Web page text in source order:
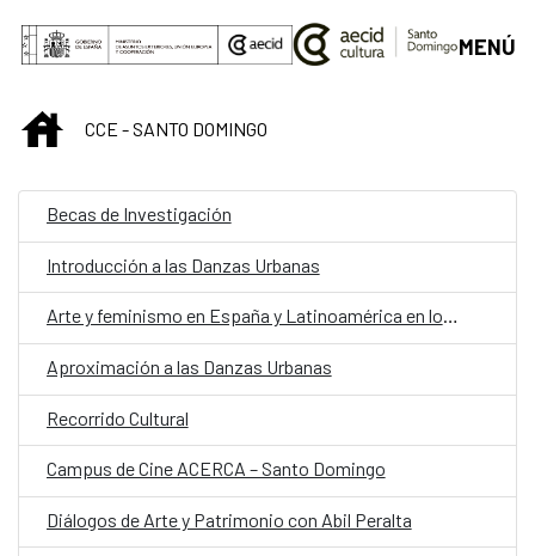
Saltar al contenido principal
MENÚ
INICIOCCE - SANTO DOMINGO
Becas de Investigación
Introducción a las Danzas Urbanas
Arte y feminismo en España y Latinoamérica en los años 70
Aproximación a las Danzas Urbanas
Recorrido Cultural
Campus de Cine ACERCA – Santo Domingo
Diálogos de Arte y Patrimonio con Abil Peralta